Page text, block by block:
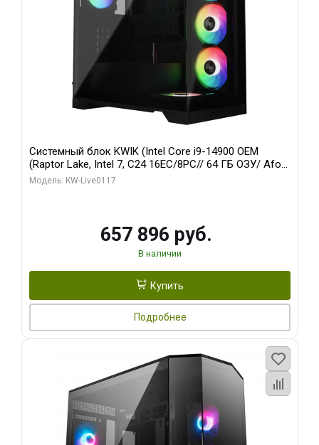
Системный блок KWIK (Intel Core i9-14900 OEM
(Raptor Lake, Intel 7, C24 16EC/8PC// 64 ГБ ОЗУ/ Afox
RTX4090 24GB GDDR6X 384-Bit 3xDP HDMI ATX Turbo/
Модель: KW-Live0117
657 896 руб.
В наличии
Купить
Подробнее